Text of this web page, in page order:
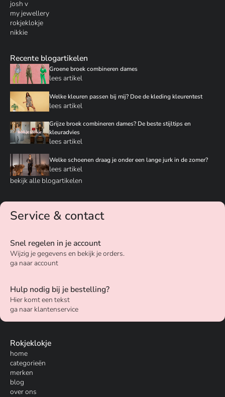
josh v
my jewellery
rokjeklokje
nikkie
Recente blogartikelen
Groene broek combineren dames
lees artikel
Welke kleuren passen bij mij? Doe de kleding kleurentest
lees artikel
Grijze broek combineren dames? De beste stijltips en
kleuradvies
lees artikel
Welke schoenen draag je onder een lange jurk in de zomer?
lees artikel
bekijk alle blogartikelen
Service & contact
Snel regelen in je account
Wijzig je gegevens en bekijk je orders.
ga naar account
Hulp nodig bij je bestelling?
Hier komt een tekst
ga naar klantenservice
Rokjeklokje
home
categorieën
merken
blog
over ons